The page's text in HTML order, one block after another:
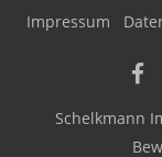
Impressum
Schelkmann